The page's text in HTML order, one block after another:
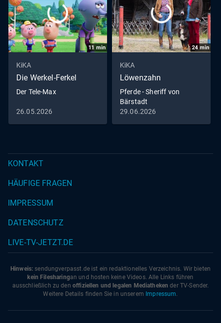
11 min
KiKA
Die Werkel-Ferkel
Der Tele-Max
26.05.2026
24 min
KiKA
Löwenzahn
Pferde - Sheriff von
Bärstadt
29.06.2026
KONTAKT
HÄUFIGE FRAGEN
IMPRESSUM
DATENSCHUTZ
LIVE-TV-JETZT.DE
Hinweis: sendungverpasst.de ist ein redaktionelles Verzeichnis. Wir bieten
kein Filesharingan und hosten keine Videos. Alle Links führen
ausschließlich zu den offiziellen und legalen Mediatheken der TV-Sender.
Weitere Details finden Sie in unserem Impressum.